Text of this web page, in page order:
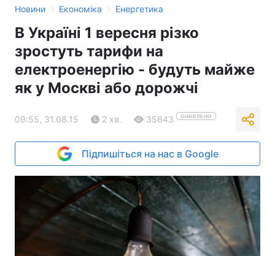
Новини › Економіка › Енергетика
В Україні 1 вересня різко
зростуть тарифи на
електроенергію - будуть майже
як у Москві або дорожчі
09:55, 31.08.15 2 хв. 35643 ОНОВЛЕНО
Підпишіться на нас в Google